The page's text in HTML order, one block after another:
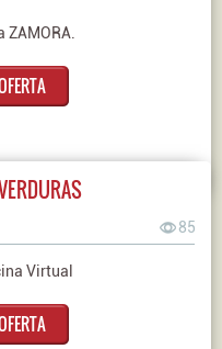
ZAMORA.
85
Virtual